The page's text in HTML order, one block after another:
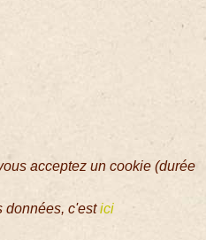
acceptez un cookie (durée
données, c'estici